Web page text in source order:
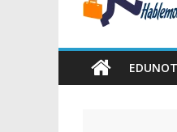
Educación,